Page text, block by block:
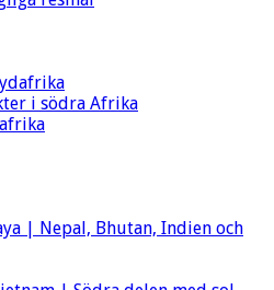
i södra Afrika
| Nepal, Bhutan, Indien och